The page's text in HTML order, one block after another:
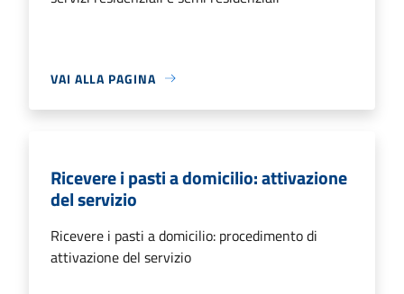
VAI ALLA PAGINA
Ricevere i pasti a domicilio: attivazione
del servizio
Ricevere i pasti a domicilio: procedimento di
attivazione del servizio